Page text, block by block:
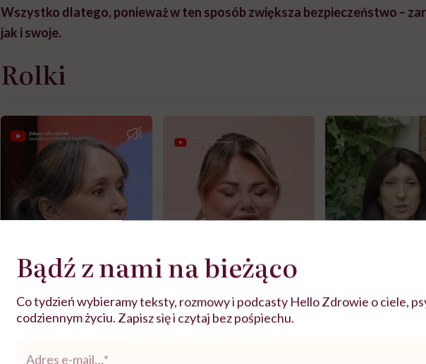
Wszystko dlatego, ponieważ w ten sposób zwiększa bezpieczeństwo –
jak i swoje.
Rolki
Bądź z nami na bieżąco
Co tydzień wybieramy teksty, rozmowy i podcasty Hello Zdrowie o ciele,
codziennym życiu. Zapisz się i czytaj bez pośpiechu.